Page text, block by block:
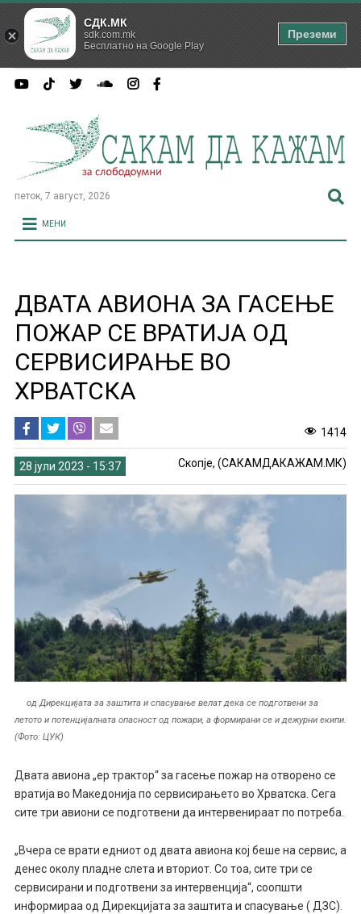
петок, 7 август, 2026
МЕНИ
ДВАТА АВИОНА ЗА ГАСЕЊЕ
ПОЖАР СЕ ВРАТИЈА ОД
СЕРВИСИРАЊЕ ВО
ХРВАТСКА
1414
28 јули 2023 - 15:37 Скопје, (САКАМДАКАЖАМ.МК)
од Дирекцијата за заштита и спасување велат дека се подготвени за
летото и потенцијалната опасност од пожари, а формирани се и дежурни екипи.
(Фото: ЦУК)
Двата авиона „ер трактор“ за гасење пожар на отворено се
вратија во Македонија по сервисирањето во Хрватска. Сега
сите три авиони се подготвени да интервенираат по потреба.
„Вчера се врати едниот од двата авиона кој беше на сервис, а
денес околу пладне слета и вториот. Со тоа, сите три се
сервисирани и подготвени за интервенција“, соопшти
информираа од Дирекцијата за заштита и спасување ( ДЗС).
СДК.МК
sdk.com.mk
Бесплатно на Google Play
Преземи